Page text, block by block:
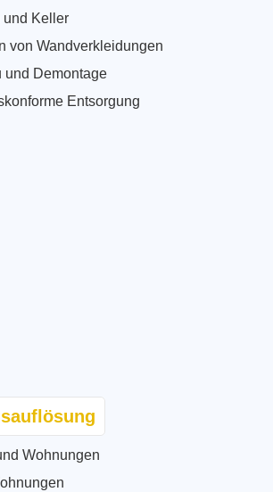
und Keller
von Wandverkleidungen
und Demontage
Entsorgung
Wohnungen